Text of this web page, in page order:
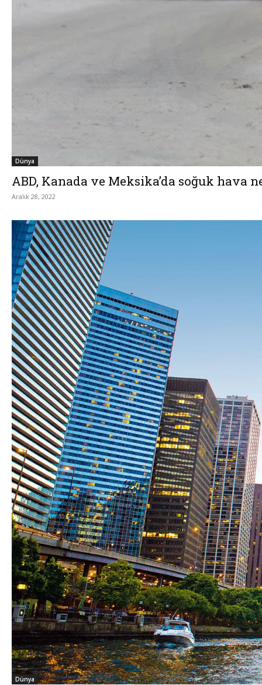
Dünya
ABD, Kanada ve Meksika’da soğuk hava
Aralık 28, 2022
Dünya